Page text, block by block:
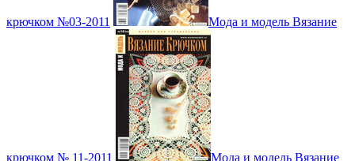
крючком №03-2011 Мода и модель Вязание
крючком № 11-2011 Мода и модель Вязание